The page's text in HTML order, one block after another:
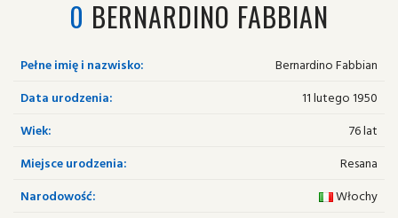
0 BERNARDINO FABBIAN
Pełne imię i nazwisko:
Bernardino Fabbian
Data urodzenia:
11 lutego 1950
Wiek:
76 lat
Miejsce urodzenia:
Resana
Narodowość:
Włochy